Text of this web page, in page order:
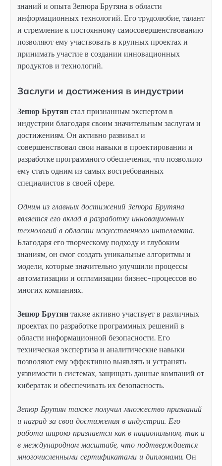
знаний и опыта Зепюра Брутяна в области
информационных технологий. Его трудолюбие, талант
и стремление к постоянному самосовершенствованию
позволяют ему участвовать в крупных проектах и
принимать участие в создании инновационных
продуктов и технологий.
Заслуги и достижения в индустрии
Зепюр Брутянстал признанным экспертом в
индустрии благодаря своим значительным заслугам и
достижениям. Он активно развивал и
совершенствовал свои навыки в проектировании и
разработке программного обеспечения, что позволило
ему стать одним из самых востребованных
специалистов в своей сфере.
Одним из главных достижений Зепюра Брутяна
является его вклад в разработку инновационных
технологий в области искусственного интеллекта.
Благодаря его творческому подходу и глубоким
знаниям, он смог создать уникальные алгоритмы и
модели, которые значительно улучшили процессы
автоматизации и оптимизации бизнес-процессов во
многих компаниях.
Зепюр Брутянтакже активно участвует в различных
проектах по разработке программных решений в
области информационной безопасности. Его
техническая экспертиза и аналитические навыки
позволяют ему эффективно выявлять и устранять
уязвимости в системах, защищать данные компаний от
кибератак и обеспечивать их безопасность.
Зепюр Брутян также получил множество признаний
и наград за свои достижения в индустрии. Его
работа широко признается как в национальном, так и
в международном масштабе, что подтверждается
многочисленными сертификатами и дипломами. Он